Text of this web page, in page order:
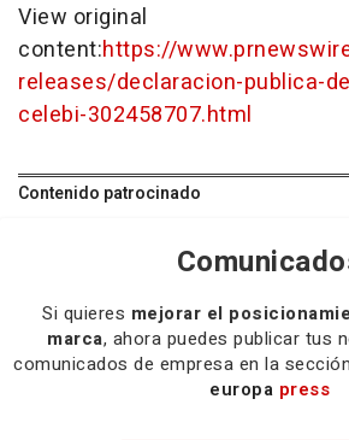
View original
content:https://
releases/declaracion-publica-
celebi-302458707.html
Contenido patrocinado
Si quieres mejorar el
marca, ahora puedes publicar tus
comunicados de empresa en la
europa press